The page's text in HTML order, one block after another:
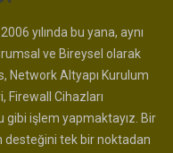
yılında bu yana, aynı
ve Bireysel olarak
Network Altyapı Kurulum
Firewall Cihazları
işlem yapmaktayız. Bir
desteğini tek bir noktadan